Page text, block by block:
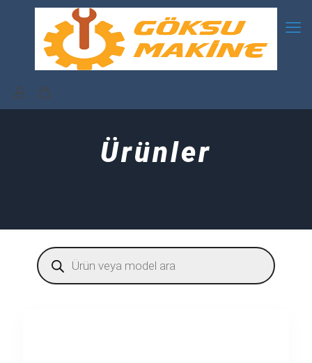
Ürünler
Products
search